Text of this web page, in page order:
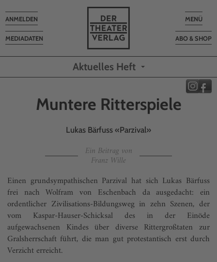
Toggle
MENÜ
ABO & SHOP
MEDIADATEN
Toggle
navigation
ANMELDEN
Aktuelles Heft
Muntere Ritterspiele
Lukas Bärfuss «Parzival»
Ein Beitrag von
Franz Wille
Einen grundsympathischen Parzival hat sich Lukas Bärfuss
frei nach Wolfram von Eschenbach da ausgedacht: ein
ordentlicher Zivilisa­tions-Bildungsweg in zehn Szenen, der
vom Kaspar-Hauser-Schicksal des in der Einöde
aufgewachsenen Kindes über diverse Rittergroß­taten zur
Gralsherrschaft führt, die man gut protestantisch erst durch
Verzicht erreicht.